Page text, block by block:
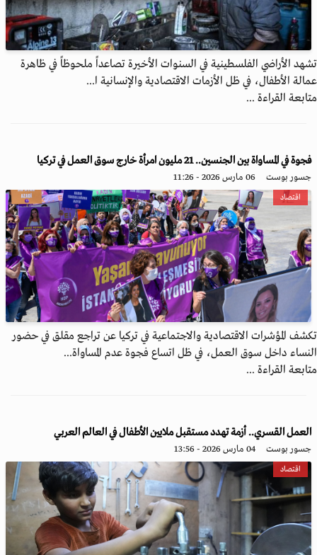
تشهد الأراضي الفلسطينية في السنوات الأخيرة تصاعداً ملحوظاً في ظاهرة
عمالة الأطفال، في ظل الأزمات الاقتصادية والإنسانية ا...
متابعة القراءة ...
فجوة في المساواة بين الجنسين.. 21 مليون امرأة خارج سوق العمل في تركيا
جسور بوست 06 مارس 2026 - 11:26
اقتصاد
تكشف المؤشرات الاقتصادية والاجتماعية في تركيا عن تراجع مقلق في حضور
النساء داخل سوق العمل، في ظل اتساع فجوة عدم المساواة...
متابعة القراءة ...
العمل القسري.. أزمة تهدد مستقبل ملايين الأطفال في العالم العربي
جسور بوست 04 مارس 2026 - 13:56
اقتصاد